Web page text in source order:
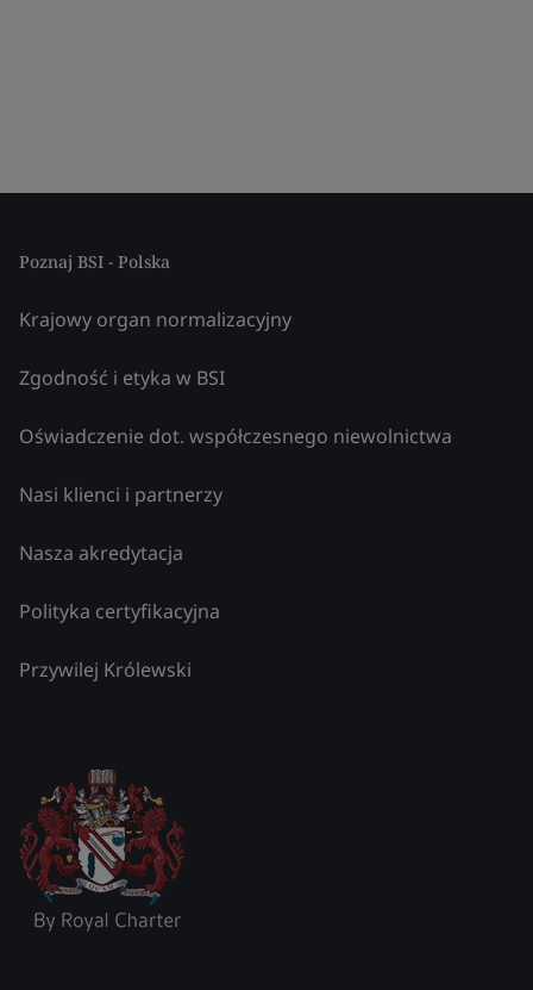
Poznaj BSI - Polska
Krajowy organ normalizacyjny
Zgodność i etyka w BSI
Oświadczenie dot. współczesnego niewolnictwa
Nasi klienci i partnerzy
Nasza akredytacja
Polityka certyfikacyjna
Przywilej Królewski